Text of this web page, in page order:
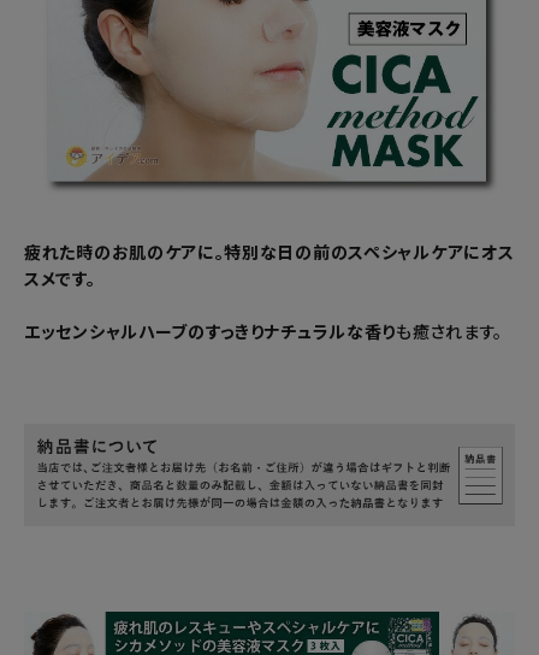
疲れた時のお肌のケアに。特別な日の前のスペシャルケアにオス
スメです。
エッセンシャルハーブのすっきりナチュラルな香りも癒されます。